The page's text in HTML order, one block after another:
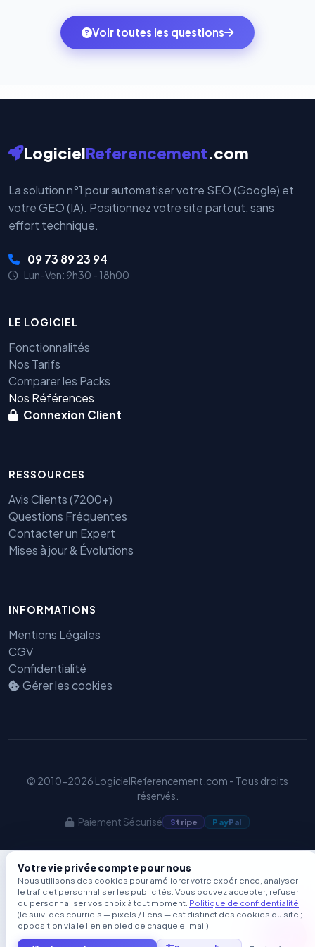
ambitions du moment — sans perdre vos données ni
votre historique.
monde. Vos données bancaires ne transitent jamais
par nos serveurs — elles sont gérées directement et
Voir toutes les questions
LogicielReferencement.com
La solution n°1 pour automatiser votre SEO (Google) et
votre GEO (IA). Positionnez votre site partout, sans
effort technique.
09 73 89 23 94
Lun-Ven: 9h30 - 18h00
LE LOGICIEL
Fonctionnalités
Nos Tarifs
Comparer les Packs
Nos Références
Connexion Client
RESSOURCES
Avis Clients (7200+)
Questions Fréquentes
Contacter un Expert
Mises à jour & Évolutions
INFORMATIONS
Mentions Légales
CGV
Confidentialité
Gérer les cookies
© 2010-2026 LogicielReferencement.com - Tous droits
réservés.
Paiement Sécurisé Stripe PayPal
Votre vie privée compte pour nous
Nous utilisons des cookies pour améliorer votre expérience, analyser
le trafic et personnaliser les publicités. Vous pouvez accepter, refuser
ou personnaliser vos choix à tout moment. Politique de confidentialité
(le suivi des courriels — pixels / liens — est distinct des cookies du site ;
opposition via le lien en pied de chaque e-mail).